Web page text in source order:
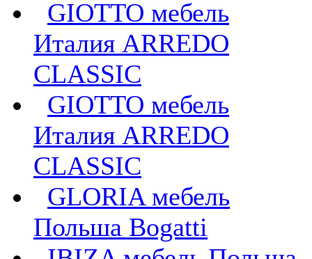
GIOTTO мебель
Италия ARREDO
CLASSIC
GIOTTO мебель
Италия ARREDO
CLASSIC
GLORIA мебель
Польша Bogatti